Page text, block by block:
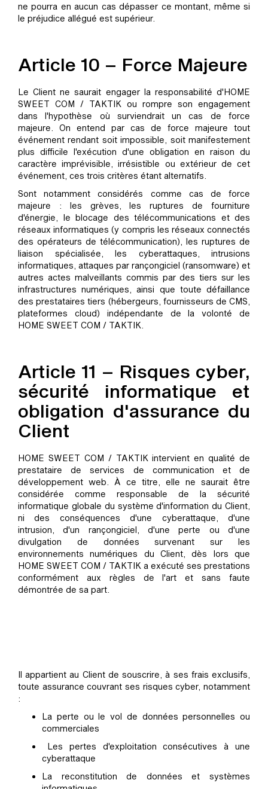
ne pourra en aucun cas dépasser ce montant, même si
le préjudice allégué est supérieur.
Article 10 – Force Majeure
Le Client ne saurait engager la responsabilité d'HOME
SWEET COM / TAKTIK ou rompre son engagement
dans l'hypothèse où surviendrait un cas de force
majeure. On entend par cas de force majeure tout
événement rendant soit impossible, soit manifestement
plus difficile l'exécution d'une obligation en raison du
caractère imprévisible, irrésistible ou extérieur de cet
événement, ces trois critères étant alternatifs.
Sont notamment considérés comme cas de force
majeure : les grèves, les ruptures de fourniture
d'énergie, le blocage des télécommunications et des
réseaux informatiques (y compris les réseaux connectés
des opérateurs de télécommunication), les ruptures de
liaison spécialisée, les cyberattaques, intrusions
informatiques, attaques par rançongiciel (ransomware) et
autres actes malveillants commis par des tiers sur les
infrastructures numériques, ainsi que toute défaillance
des prestataires tiers (hébergeurs, fournisseurs de CMS,
plateformes cloud) indépendante de la volonté de
HOME SWEET COM / TAKTIK.
Article 11 – Risques cyber,
sécurité informatique et
obligation d'assurance du
Client
HOME SWEET COM / TAKTIK intervient en qualité de
prestataire de services de communication et de
développement web. À ce titre, elle ne saurait être
considérée comme responsable de la sécurité
informatique globale du système d'information du Client,
ni des conséquences d'une cyberattaque, d'une
intrusion, d'un rançongiciel, d'une perte ou d'une
divulgation de données survenant sur les
environnements numériques du Client, dès lors que
HOME SWEET COM / TAKTIK a exécuté ses prestations
conformément aux règles de l'art et sans faute
démontrée de sa part.
Il appartient au Client de souscrire, à ses frais exclusifs,
toute assurance couvrant ses risques cyber, notamment
:
La perte ou le vol de données personnelles ou
commerciales
Les pertes d'exploitation consécutives à une
cyberattaque
La reconstitution de données et systèmes